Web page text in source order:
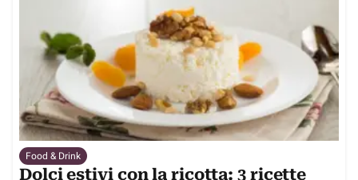
Food & Drink
Dolci estivi con la ricotta: 3 ricette